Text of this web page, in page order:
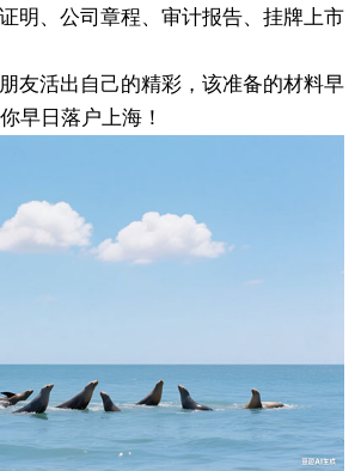
明、公司章程、审计报告、挂牌上市
友活出自己的精彩，该准备的材料早
早日落户上海！